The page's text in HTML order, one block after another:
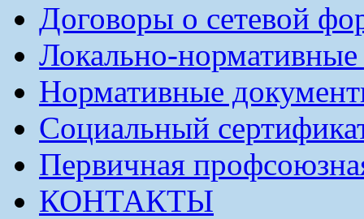
Договоры о сетевой
Локально-
Нормативные
Социальный
Первичная
КОНТАКТЫ